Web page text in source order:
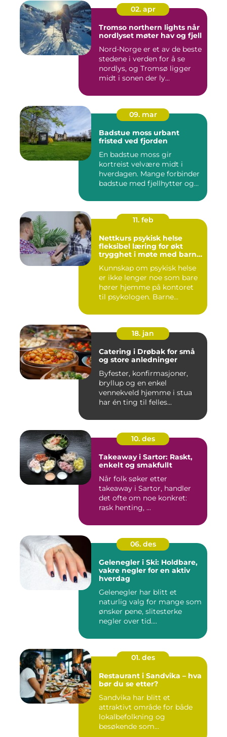
02. apr
Tromso northern lights når
nordlyset møter hav og fjell
Nord-Norge er et av de beste
stedene i verden for å se
nordlys, og Tromsø ligger
midt i sonen der ly...
09. mar
Badstue moss urbant
fristed ved fjorden
En badstue moss gir
kortreist velvære midt i
hverdagen. Mange forbinder
badstue med fjellhytter og
11. feb
Nettkurs psykisk helse
fleksibel læring for økt
trygghet i møte med barn
Kunnskap om psykisk helse
er ikke lenger noe som bare
hører hjemme på kontoret
til psykologen. Barne...
18. jan
Catering i Drøbak for små
og store anledninger
Byfester, konfirmasjoner,
bryllup og en enkel
vennekveld hjemme i stua
har én ting til felles...
10. des
Takeaway i Sartor: Raskt,
enkelt og smakfullt
Når folk søker etter
takeaway i Sartor, handler
det ofte om noe konkret:
rask henting, ...
06. des
Gelenegler i Ski: Holdbare,
vakre negler for en aktiv
hverdag
Gelenegler har blitt et
naturlig valg for mange som
ønsker pene, slitesterke
negler over tid....
01. des
Restaurant i Sandvika – hva
bør du se etter?
Sandvika har blitt et
attraktivt område for både
lokalbefolkning og
besøkende som...